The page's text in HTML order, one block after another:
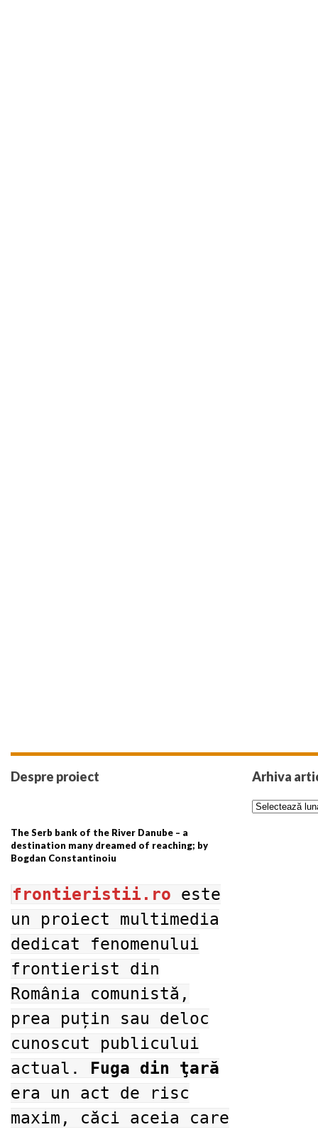
Despre proiect
The Serb bank of the River Danube – a
destination many dreamed of reaching; by
Bogdan Constantinoiu
frontieristii.ro este
un proiect multimedia
dedicat fenomenului
frontierist din
România comunistă,
prea puțin sau deloc
cunoscut publicului
actual.
Fuga din ţară
era un act de risc
maxim, căci aceia care
Arhiva